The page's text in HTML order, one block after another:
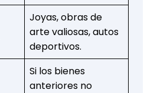
Joyas, obras de
arte valiosas, autos
deportivos.
Si los bienes
anteriores no